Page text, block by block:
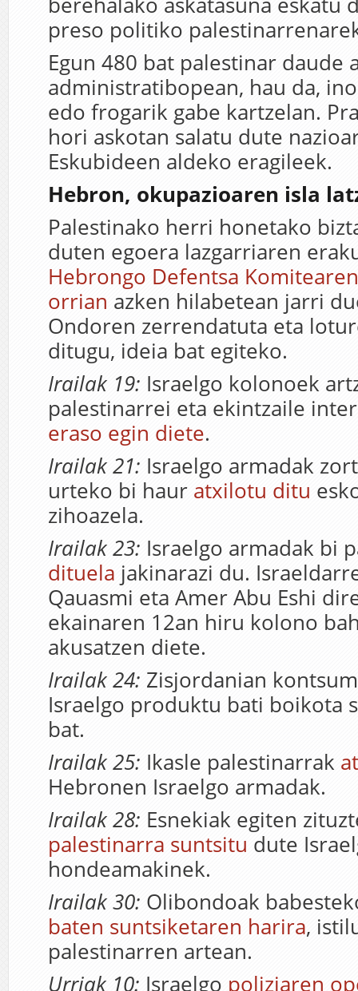
preso politiko
Egun 480 bat palestinar daude
administratibopean, hau da,
edo frogarik gabe kartzelan.
hori askotan salatu dute
Eskubideen aldeko eragileek.
Hebron, okupazioaren isla
Palestinako herri honetako
duten egoera lazgarriaren
Hebrongo Defentsa
orrian azken hilabetean jarri
Ondoren zerrendatuta eta
ditugu, ideia bat egiteko.
Irailak 19: Israelgo kolonoek
palestinarrei eta ekintzaile
eraso egin diete.
Irailak 21: Israelgo armadak
urteko bi haur atxilotu ditu
zihoazela.
Irailak 23: Israelgo armadak bi
dituela jakinarazi du.
Qauasmi eta Amer Abu Eshi
ekainaren 12an hiru kolono
akusatzen diete.
Irailak 24: Zisjordanian
Israelgo produktu bati boikota
bat.
Irailak 25: Ikasle palestinarrak
Hebronen Israelgo armadak.
Irailak 28: Esnekiak egiten
palestinarra suntsitu dute
hondeamakinek.
Irailak 30: Olibondoak
baten suntsiketaren harira,
palestinarren artean.
Urriak 10: Israelgo poliziaren